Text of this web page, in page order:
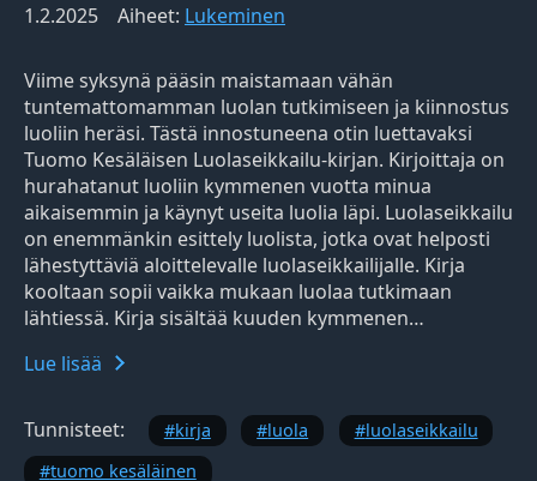
1.2.2025 Aiheet: Lukeminen
Viime syksynä pääsin maistamaan vähän
tuntemattomamman luolan tutkimiseen ja kiinnostus
luoliin heräsi. Tästä innostuneena otin luettavaksi
Tuomo Kesäläisen Luolaseikkailu-kirjan. Kirjoittaja on
hurahatanut luoliin kymmenen vuotta minua
aikaisemmin ja käynyt useita luolia läpi. Luolaseikkailu
on enemmänkin esittely luolista, jotka ovat helposti
lähestyttäviä aloittelevalle luolaseikkailijalle. Kirja
kooltaan sopii vaikka mukaan luolaa tutkimaan
lähtiessä. Kirja sisältää kuuden kymmenen…
Lue lisää
Tunnisteet: kirja luola
luolaseikkailu
tuomo kesäläinen